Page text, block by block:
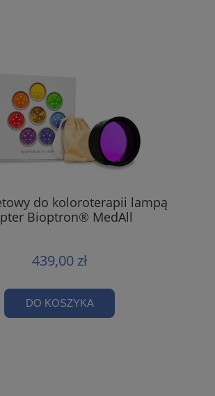
do koloroterapii lampą
Bioptron® MedAll
439,00 zł
DO KOSZYKA